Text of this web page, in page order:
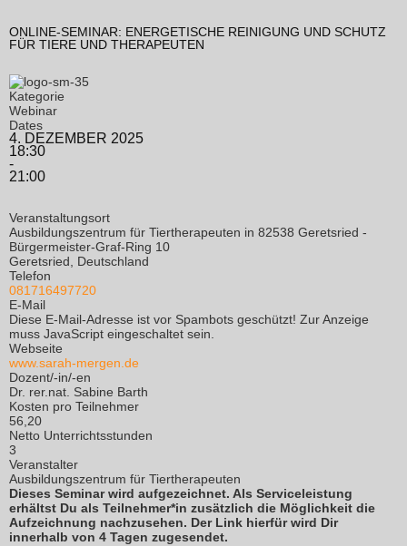
ONLINE-SEMINAR: ENERGETISCHE REINIGUNG UND SCHUTZ
FÜR TIERE UND THERAPEUTEN
Kategorie
Webinar
Dates
4. DEZEMBER 2025
18:30
-
21:00
Veranstaltungsort
Ausbildungszentrum für Tiertherapeuten in 82538 Geretsried -
Bürgermeister-Graf-Ring 10
Geretsried, Deutschland
Telefon
081716497720
E-Mail
Diese E-Mail-Adresse ist vor Spambots geschützt! Zur Anzeige
muss JavaScript eingeschaltet sein.
Webseite
www.sarah-mergen.de
Dozent/-in/-en
Dr. rer.nat. Sabine Barth
Kosten pro Teilnehmer
56,20
Netto Unterrichtsstunden
3
Veranstalter
Ausbildungszentrum für Tiertherapeuten
Dieses Seminar wird aufgezeichnet. Als Serviceleistung
erhältst Du als Teilnehmer*in zusätzlich die Möglichkeit die
Aufzeichnung nachzusehen. Der Link hierfür wird Dir
innerhalb von 4 Tagen zugesendet.